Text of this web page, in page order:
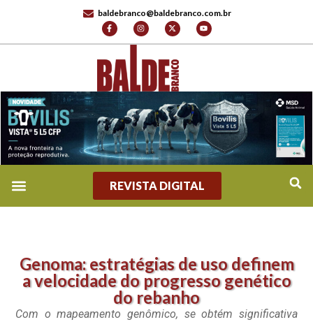
baldebranco@baldebranco.com.br
REVISTA DIGITAL
Genoma: estratégias de uso definem
a velocidade do progresso genético
do rebanho
Com o mapeamento genômico, se obtém significativa